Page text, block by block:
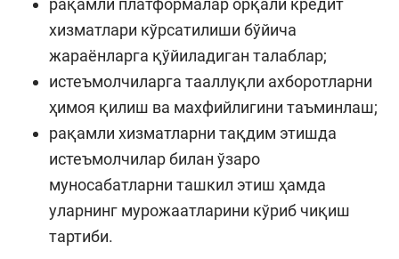
рақамли платформалар орқали кредит
хизматлари кўрсатилиши бўйича
жараёнларга қўйиладиган талаблар;
истеъмолчиларга тааллуқли ахборотларни
ҳимоя қилиш ва махфийлигини таъминлаш;
рақамли хизматларни тақдим этишда
истеъмолчилар билан ўзаро
муносабатларни ташкил этиш ҳамда
уларнинг мурожаатларини кўриб чиқиш
тартиби.